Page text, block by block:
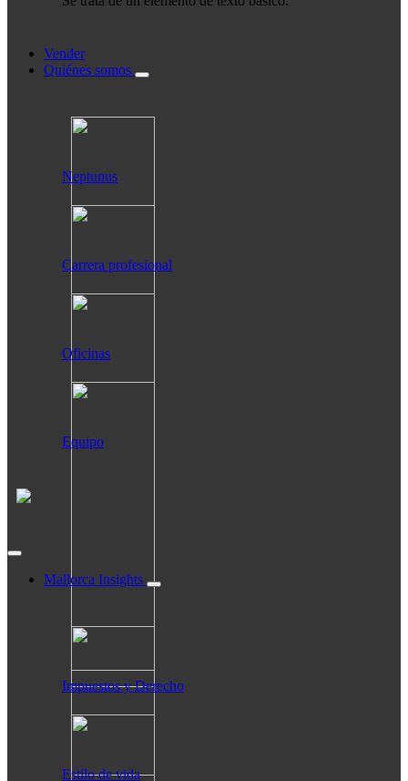
Vender
Quiénes somos
Neptunus
Carrera profesional
Oficinas
Equipo
Mallorca Insights
Impuestos y Derecho
Estilo de vida